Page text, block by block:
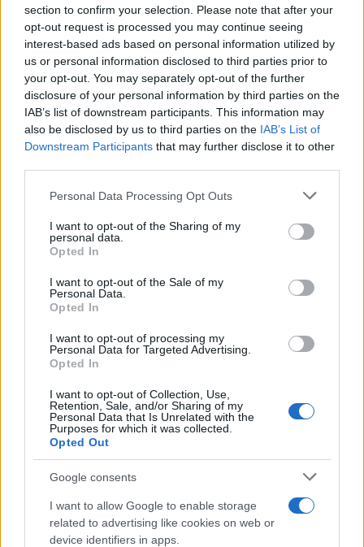
section to confirm your selection. Please note that after your
opt-out request is processed you may continue seeing
interest-based ads based on personal information utilized by
us or personal information disclosed to third parties prior to
your opt-out. You may separately opt-out of the further
disclosure of your personal information by third parties on the
IAB’s list of downstream participants. This information may
also be disclosed by us to third parties on the IAB’s List of
Downstream Participants that may further disclose it to other
Please note that this website/app uses one or more Google
not limited to your visit or usage behaviour. You may click to
grant or deny consent to Google and its third-party tags to
use your data for below specified purposes in below Google
consent section.
Personal Data Processing Opt Outs
I want to opt-out of the Sharing of my
personal data.
Opted In
I want to opt-out of the Sale of my
Personal Data.
Opted In
I want to opt-out of processing my
Personal Data for Targeted Advertising.
Opted In
I want to opt-out of Collection, Use,
Retention, Sale, and/or Sharing of my
Personal Data that Is Unrelated with the
Purposes for which it was collected.
Opted Out
Google consents
I want to allow Google to enable storage
related to advertising like cookies on web or
device identifiers in apps.
CRONACA
La Guardia di Finanza sequestra
beni per 6 milioni di euro
15 Novembre 2019 - 09:00Eleim 28
ROMA La Guardia di Finanza del Nucleo Speciale
di Polizia Valutaria, coordinata dalla Procura di
Roma, sequestra beni per 6 milioni di euro a
imprenditori colombiani e italiani.…
Leggi l’articolo →